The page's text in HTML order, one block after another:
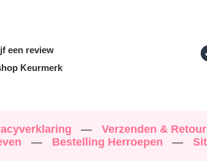
een review
Keurmerk
— Verzenden &
— Bestelling Herroepen —